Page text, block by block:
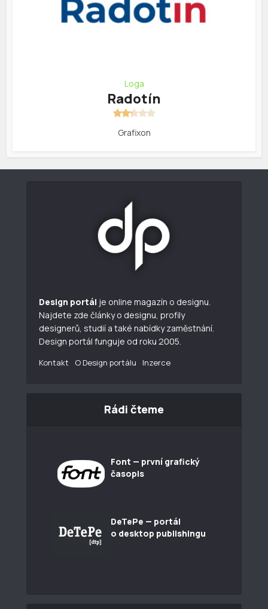
Loga
Radotín
Grafixon
Design portál je online magazín o designu.
Najdete zde články o designu, profily
designerů, studií a také nabídky zaměstnání.
Design portál funguje od roku 2005.
Kontakt O Design portálu Inzerce
Rádi čteme
Font — první grafický
časopis
DeTePe — portál
o desktop publishingu